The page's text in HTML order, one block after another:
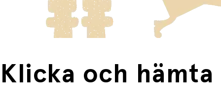
Fri frakt när du handlar för mer än 1500:-
Klicka och hämta